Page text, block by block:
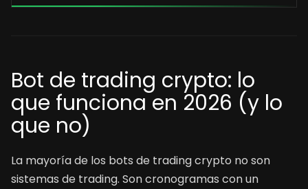
Bot de trading crypto: lo
que funciona en 2026 (y lo
que no)
La mayoría de los bots de trading crypto no son
sistemas de trading. Son cronogramas con un